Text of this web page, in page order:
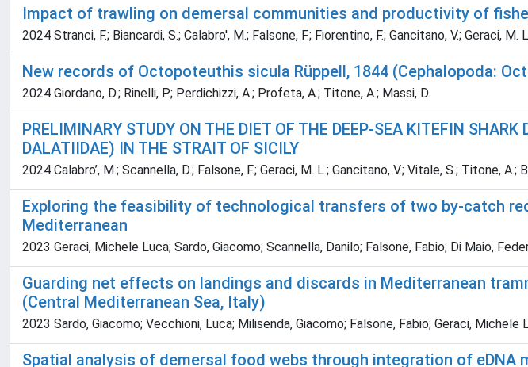
Impact of trawling on demersal communities and productivity of
2024 Stranci, F.; Biancardi, S.; Calabro', M.; Falsone, F.; Fiorentino, F.; Gancitano, V.; Geraci,
New records of Octopoteuthis sicula Rüppell, 1844 (Cephalopoda:
2024 Giordano, D.; Rinelli, P.; Perdichizzi, A.; Profeta, A.; Titone, A.; Massi, D.
PRELIMINARY STUDY ON THE DIET OF THE DEEP-SEA KITEFIN
DALATIIDAE) IN THE STRAIT OF SICILY
2024 Calabro’, M.; Scannella, D.; Falsone, F.; Geraci, M. L.; Gancitano, V.; Vitale, S.; Titone, A.;
Exploring the feasibility of technological transfers of two by-catch
Mediterranean
2023 Geraci, Michele Luca; Sardo, Giacomo; Scannella, Danilo; Falsone, Fabio; Di Maio,
Guarding net effects on landings and discards in Mediterranean
(Central Mediterranean Sea, Italy)
2023 Sardo, Giacomo; Vecchioni, Luca; Milisenda, Giacomo; Falsone, Fabio; Geraci,
Spatial analysis of demersal food webs through integration of